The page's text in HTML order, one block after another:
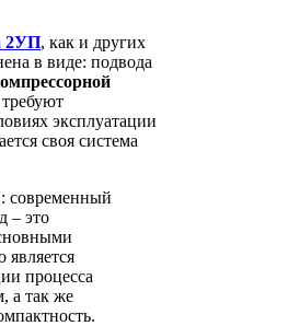
2УП, как и других
в виде: подвода
эксплуатации
своя система
современный
– это
является
процесса
а так же